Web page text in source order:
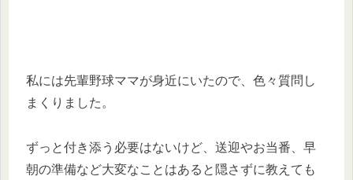
私には先輩野球ママが身近にいたので、色々質問し
まくりました。
ずっと付き添う必要はないけど、送迎やお当番、早
朝の準備など大変なことはあると隠さずに教えても